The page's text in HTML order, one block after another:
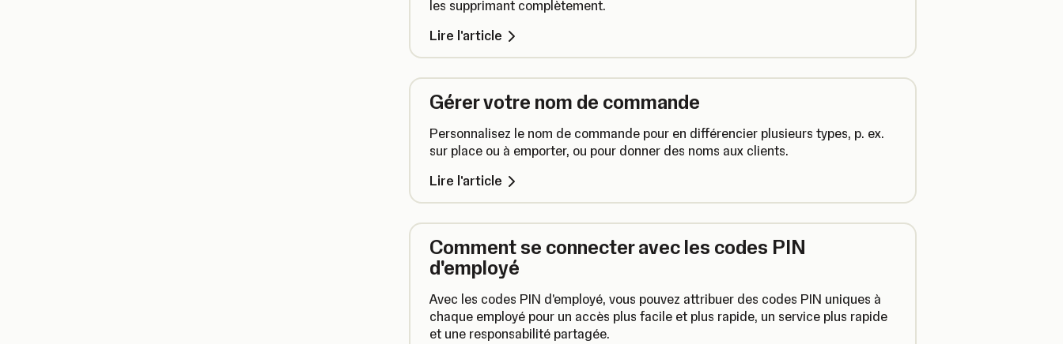
les supprimant complètement.
Lire l'article
Gérer votre nom de commande
Personnalisez le nom de commande pour en différencier plusieurs types, p. ex.
sur place ou à emporter, ou pour donner des noms aux clients.
Lire l'article
Comment se connecter avec les codes PIN
d'employé
Avec les codes PIN d'employé, vous pouvez attribuer des codes PIN uniques à
chaque employé pour un accès plus facile et plus rapide, un service plus rapide
et une responsabilité partagée.